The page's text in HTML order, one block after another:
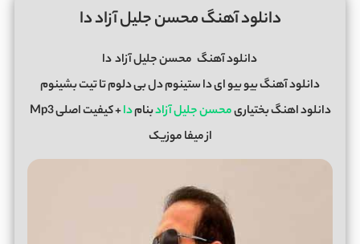
دانلود آهنگ محسن جلیل آزاد دا
دانلود آهنگ محسن جلیل آزاددا
دانلود آهنگ بیو بیو ای دا ستینوم دل بی دلوم تا تیت بشینوم
دانلود اهنگ بختیاریمحسن جلیل آزادبنامدا
+ کیفیت اصلی Mp3
از میفا موزیک